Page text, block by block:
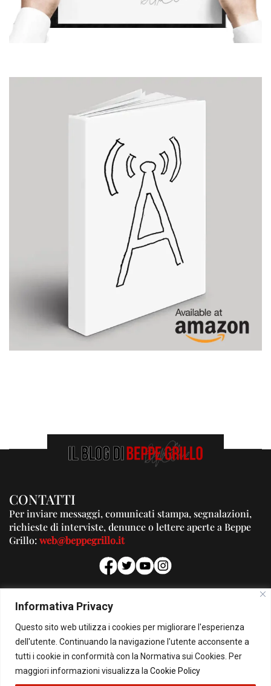
Informativa Privacy
Questo sito web utilizza i cookies per migliorare l'esperienza
dell'utente. Continuando la navigazione l'utente acconsente a
tutti i cookie in conformità con la Normativa sui Cookies. Per
maggiori informazioni visualizza la Cookie Policy
CONTATTI
Per inviare messaggi, comunicati stampa, segnalazioni,
richieste di interviste, denunce o lettere aperte a Beppe
Grillo:web@beppegrillo.it
PUBBLICITA'
Per la tua pubblicità su questo Blog:
pubblicita@beppegrillo.it